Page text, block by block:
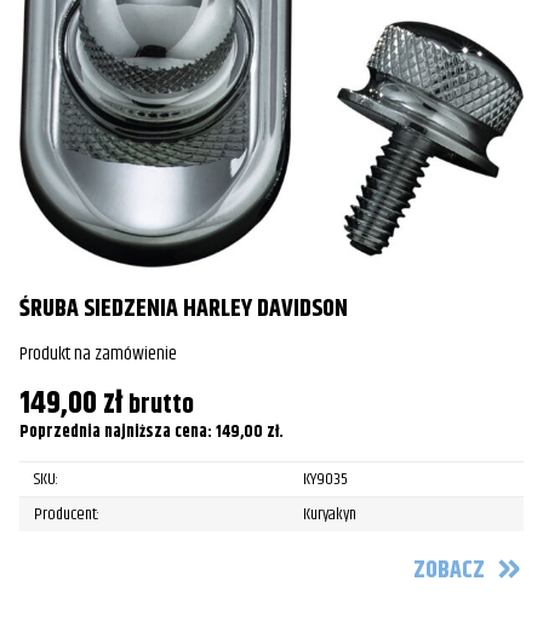
ŚRUBA SIEDZENIA HARLEY DAVIDSON
Produkt na zamówienie
149,00złbrutto
Poprzednia najniższa cena:149,00 zł.
SKU:
KY9035
Producent:
Kuryakyn
ZOBACZ